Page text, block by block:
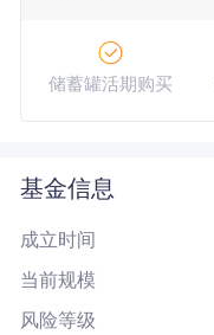
储蓄罐活期购买
基金信息
成立时间
当前规模
风险等级